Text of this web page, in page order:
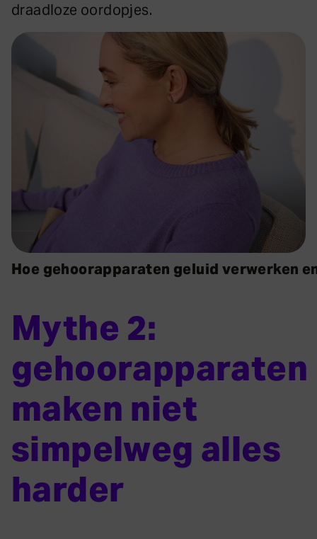
draadloze oordopjes.
Hoe gehoorapparaten geluid verwerken
Mythe 2:
gehoorapparaten
maken niet
simpelweg alles
harder